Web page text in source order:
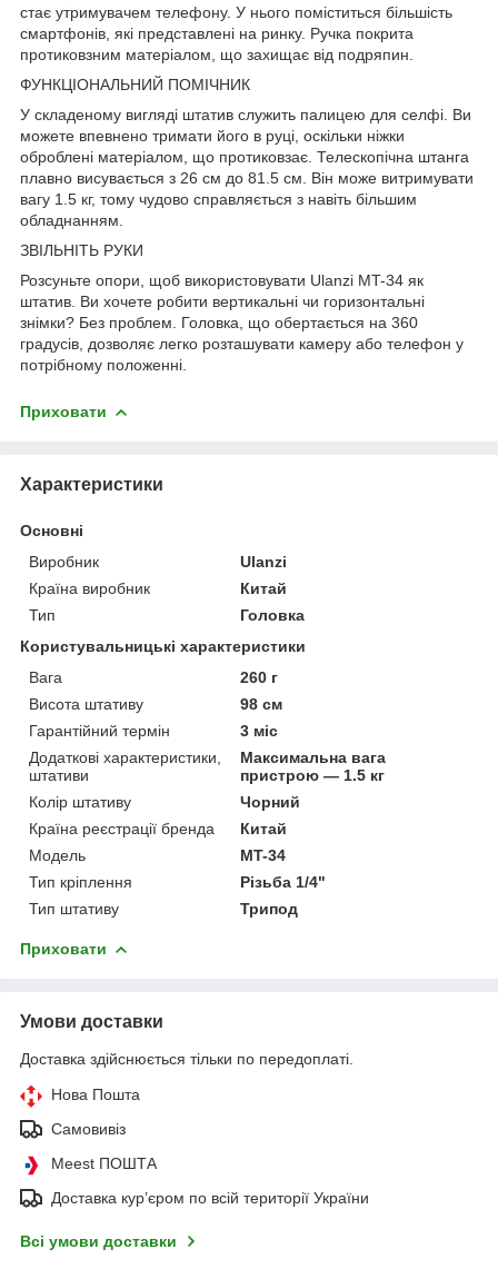
стає утримувачем телефону. У нього поміститься більшість
смартфонів, які представлені на ринку. Ручка покрита
протиковзним матеріалом, що захищає від подряпин.
ФУНКЦІОНАЛЬНИЙ ПОМІЧНИК
У складеному вигляді штатив служить палицею для селфі. Ви
можете впевнено тримати його в руці, оскільки ніжки
оброблені матеріалом, що протиковзає. Телескопічна штанга
плавно висувається з 26 см до 81.5 см. Він може витримувати
вагу 1.5 кг, тому чудово справляється з навіть більшим
обладнанням.
ЗВІЛЬНІТЬ РУКИ
Розсуньте опори, щоб використовувати Ulanzi MT-34 як
штатив. Ви хочете робити вертикальні чи горизонтальні
знімки? Без проблем. Головка, що обертається на 360
градусів, дозволяє легко розташувати камеру або телефон у
потрібному положенні.
Приховати
Характеристики
Основні
Виробник
Ulanzi
Країна виробник
Китай
Тип
Головка
Користувальницькі характеристики
Вага
260 г
Висота штативу
98 см
Гарантійний термін
3 міс
Додаткові характеристики,
штативи
Максимальна вага
пристрою — 1.5 кг
Колір штативу
Чорний
Країна реєстрації бренда
Китай
Мoдель
MT-34
Тип кріплення
Різьба 1/4"
Тип штативу
Трипод
Приховати
Умови доставки
Доставка здійснюється тільки по передоплаті.
Нова Пошта
Самовивіз
Meest ПОШТА
Доставка кур’єром по всій території України
Всі умови доставки